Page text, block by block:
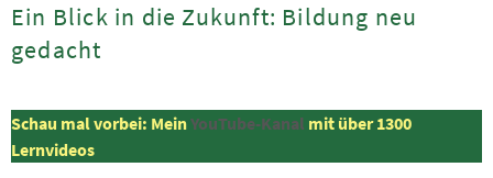
Ein Blick in die Zukunft: Bildung neu
gedacht
Schau mal vorbei: MeinYouTube-Kanal mit über 1300
Lernvideos